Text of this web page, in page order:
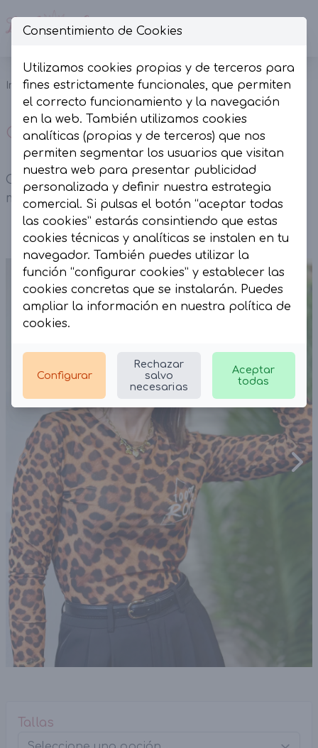
Inicio Colección
Camisetas
Camiseta tul
Animal print
Camiseta tul Animal print
Camiseta Tul Animal Print. Con cuello redondo y
manga larga.
Tallas
Consentimiento de Cookies
Utilizamos cookies propias y de terceros para
fines estrictamente funcionales, que permiten
el correcto funcionamiento y la navegación
en la web. También utilizamos cookies
analíticas (propias y de terceros) que nos
permiten segmentar los usuarios que visitan
nuestra web para presentar publicidad
personalizada y definir nuestra estrategia
comercial. Si pulsas el botón “aceptar todas
las cookies” estarás consintiendo que estas
cookies técnicas y analíticas se instalen en tu
navegador. También puedes utilizar la
función “configurar cookies” y establecer las
cookies concretas que se instalarán. Puedes
ampliar la información en nuestra política de
cookies.
Configurar
Rechazar
salvo
necesarias
Aceptar
todas